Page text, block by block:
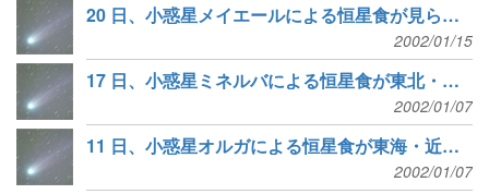
20 日、小惑星メイエールによる恒星食が見られる!
2002/01/15
17 日、小惑星ミネルバによる恒星食が東北・北海道で見られる!
2002/01/07
11 日、小惑星オルガによる恒星食が東海・近畿で見られる!
2002/01/07